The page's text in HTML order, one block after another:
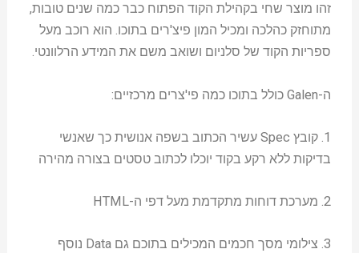
זהו מוצר שחי בקהילת הקוד הפתוח כבר כמה שנים טובות,
מתוחזק כהלכה ומכיל המון פיצ'רים בתוכו. הוא רוכב מעל
ספריות הקוד של סלניום ושואב משם את המידע הרלוונטי.
ה-Galen כולל בתוכו כמה פי'צרים מרכזיים:
1. קובץ Spec עשיר הכתוב בשפה אנושית כך שאנשי
בדיקות ללא רקע בקוד יוכלו לכתוב טסטים בצורה מהירה
2. מערכת דוחות מתקדמת מעל דפי ה-HTML
3. צילומי מסך חכמים המכילים בתוכם גם Data נוסף